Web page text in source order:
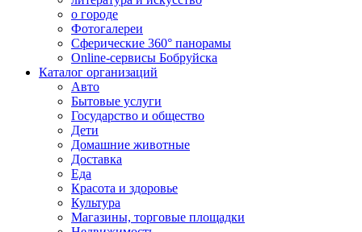
о городе
Фотогалереи
Сферические 360° панорамы
Online-сервисы Бобруйска
Каталог организаций
Авто
Бытовые услуги
Государство и общество
Дети
Домашние животные
Доставка
Еда
Красота и здоровье
Культура
Магазины, торговые площадки